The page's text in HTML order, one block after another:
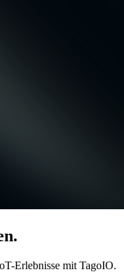
Erlebnisse mit TagoIO.